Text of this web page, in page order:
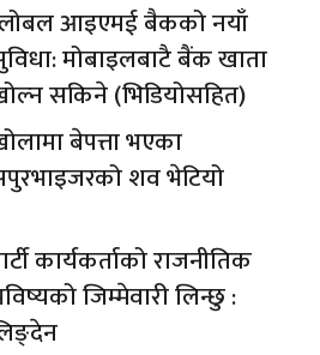
आइएमई बैकको नयाँ
मोबाइलबाटै बैंक खाता
सकिने (भिडियोसहित)
बेपत्ता भएका
शव भेटियो
कार्यकर्ताको राजनीतिक
जिम्मेवारी लिन्छु :